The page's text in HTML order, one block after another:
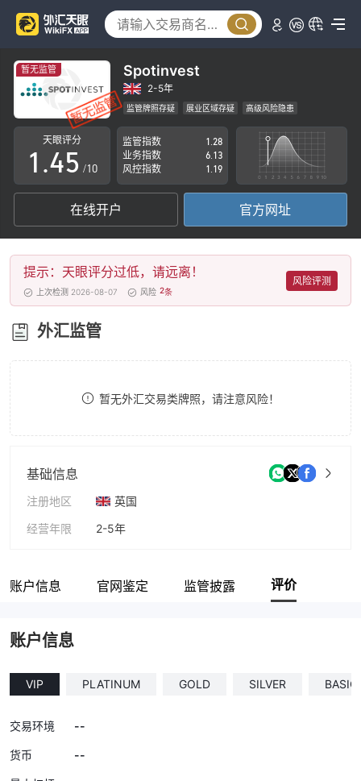
暂无监管 Spotinvest
2-5年
监管牌照存疑 展业区域存疑 高级风险隐患
天眼评分
0
1
2
3
4
5
6
7
.
0
1
2
3
4
5
6
7
8
9
1
2
3
4
5
6
7
8
9
/10
监管指数
1.28
业务指数
6.13
风控指数
1.19
在线开户 官方网址
提示：天眼评分过低，请远离！
上次检测 2026-08-07 风险 2条
风险评测
外汇监管
暂无外汇交易类牌照，请注意风险！
基础信息
注册地区
英国
经营年限
2-5年
账户信息 官网鉴定 监管披露 评价
账户信息
VIP PLATINUM GOLD SILVER BASIC
交易环境 --
货币 --